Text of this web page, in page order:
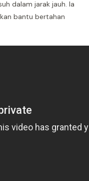
dalam jarak jauh. Ia
bantu bertahan